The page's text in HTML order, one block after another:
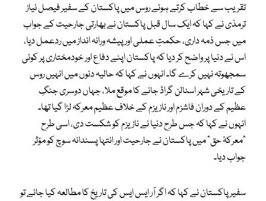
تقریب سے خطاب کرتے ہوئے روس میں پاکستان کے سفیر فیصل نیاز
ترمذی نے کہا کہ ایک سال قبل پاکستان نے بھارتی جارحیت کے جواب
میں جس ذمہ داری، حکمتِ عملی اور پیشہ ورانہ انداز میں ردعمل دیا،
اس نے دنیا پر واضح کر دیا کہ پاکستان اپنے دفاع اور خودمختاری پر کوئی
سمجھوتہ نہیں کرے گا۔ انہوں نے کہا کہ حالیہ دنوں میں انہیں روس
کے تاریخی شہر اسٹالن گراڈ جانے کا موقع ملا، جہاں دوسری جنگِ
عظیم کے دوران فاشزم اور نازیزم کے خلاف عظیم معرکہ لڑا گیا تھا۔
انہوں نے کہا کہ جس طرح دنیا نے نازیزم کو شکست دی، اسی طرح
“معرکۂ حق” میں پاکستان نے جارحیت اور انتہا پسندانہ سوچ کو مؤثر
جواب دیا۔
سفیر پاکستان نے کہا کہ اگر آر ایس ایس کی تاریخ کا مطالعہ کیا جائے تو